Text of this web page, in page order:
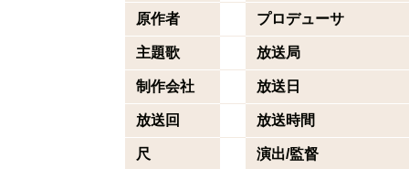
原作者 プロデューサ
主題歌 放送局
制作会社 放送日
放送回 放送時間
尺 演出/監督